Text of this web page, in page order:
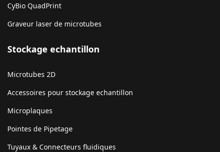
CyBio QuadPrint
Graveur laser de microtubes
Stockage echantillon
Microtubes 2D
Accessoires pour stockage echantillon
Microplaques
Pointes de Pipetage
Tuyaux & Connecteurs fluidiques